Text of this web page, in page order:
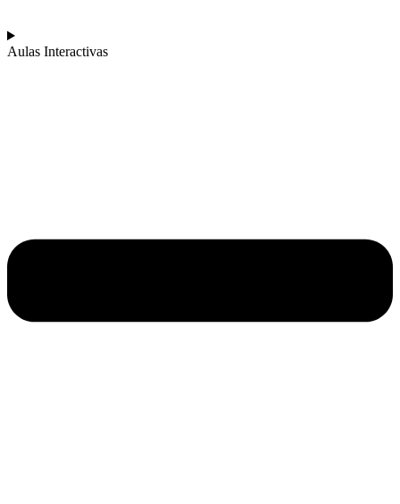
Aulas Interactivas